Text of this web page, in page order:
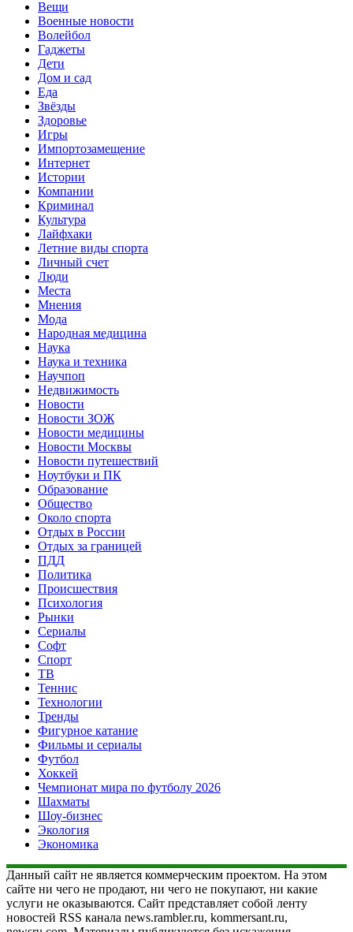
Вещи
Военные новости
Волейбол
Гаджеты
Дети
Дом и сад
Еда
Звёзды
Здоровье
Игры
Импортозамещение
Интернет
Истории
Компании
Криминал
Культура
Лайфхаки
Летние виды спорта
Личный счет
Люди
Места
Мнения
Мода
Народная медицина
Наука
Наука и техника
Научпоп
Недвижимость
Новости
Новости ЗОЖ
Новости медицины
Новости Москвы
Новости путешествий
Ноутбуки и ПК
Образование
Общество
Около спорта
Отдых в России
Отдых за границей
ПДД
Политика
Происшествия
Психология
Рынки
Сериалы
Софт
Спорт
ТВ
Теннис
Технологии
Тренды
Фигурное катание
Фильмы и сериалы
Футбол
Хоккей
Чемпионат мира по футболу 2026
Шахматы
Шоу-бизнес
Экология
Экономика
Данный сайт не является коммерческим проектом. На этом
сайте ни чего не продают, ни чего не покупают, ни какие
услуги не оказываются. Сайт представляет собой ленту
новостей RSS канала news.rambler.ru, kommersant.ru,